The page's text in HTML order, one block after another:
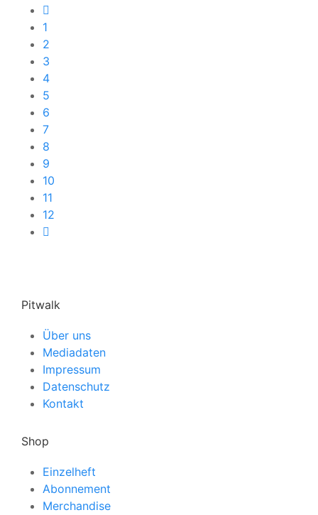
1
2
3
4
5
6
7
8
9
10
11
12
Pitwalk
Über uns
Mediadaten
Impressum
Datenschutz
Kontakt
Shop
Einzelheft
Abonnement
Merchandise